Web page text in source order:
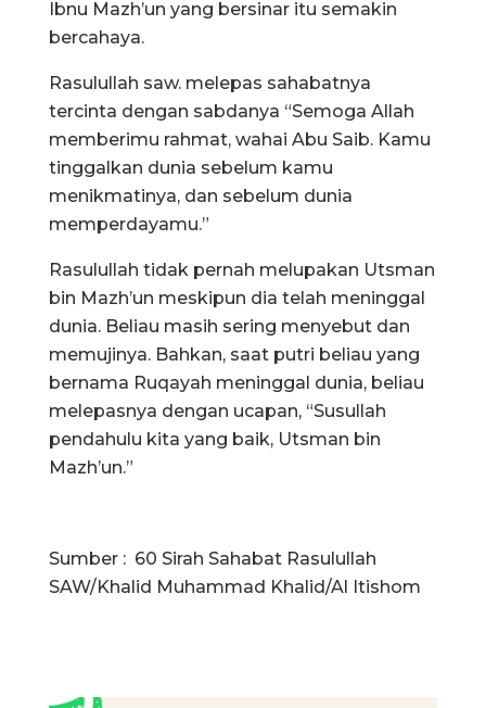
Ibnu Mazh’un yang bersinar itu semakin
bercahaya.
Rasulullah saw. melepas sahabatnya
tercinta dengan sabdanya “Semoga Allah
memberimu rahmat, wahai Abu Saib. Kamu
tinggalkan dunia sebelum kamu
menikmatinya, dan sebelum dunia
memperdayamu.”
Rasulullah tidak pernah melupakan Utsman
bin Mazh’un meskipun dia telah meninggal
dunia. Beliau masih sering menyebut dan
memujinya. Bahkan, saat putri beliau yang
bernama Ruqayah meninggal dunia, beliau
melepasnya dengan ucapan, “Susullah
pendahulu kita yang baik, Utsman bin
Mazh’un.”
Sumber : 60 Sirah Sahabat Rasulullah
SAW/Khalid Muhammad Khalid/Al Itishom